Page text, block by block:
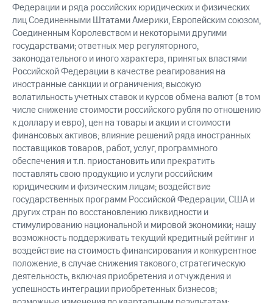
Федерации и ряда российских юридических и физических
лиц Соединенными Штатами Америки, Европейским союзом,
Соединенным Королевством и некоторыми другими
государствами; ответных мер регуляторного,
законодательного и иного характера, принятых властями
Российской Федерации в качестве реагирования на
иностранные санкции и ограничения; высокую
волатильность учетных ставок и курсов обмена валют (в том
числе снижение стоимости российского рубля по отношению
к доллару и евро), цен на товары и акции и стоимости
финансовых активов; влияние решений ряда иностранных
поставщиков товаров, работ, услуг, программного
обеспечения и т.п. приостановить или прекратить
поставлять свою продукцию и услуги российским
юридическим и физическим лицам; воздействие
государственных программ Российской Федерации, США и
других стран по восстановлению ликвидности и
стимулированию национальной и мировой экономики; нашу
возможность поддерживать текущий кредитный рейтинг и
воздействие на стоимость финансирования и конкурентное
положение, в случае снижения такового; стратегическую
деятельность, включая приобретения и отчуждения и
успешность интеграции приобретенных бизнесов;